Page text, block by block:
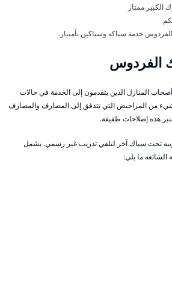
ممتاز
الفردوس خدمة سباكه وسباكين بأمتياز.
الفردوس
المنازل الذين يتقدمون إلى الخدمة في حالات
من المراحيض التي تتدفق إلى المصارف والمصارف
هذه إصلاحات طفيفة.
تحت سباك آخر لتلقي تدريب غير رسمي. يشمل
الشائعة ما يلي: